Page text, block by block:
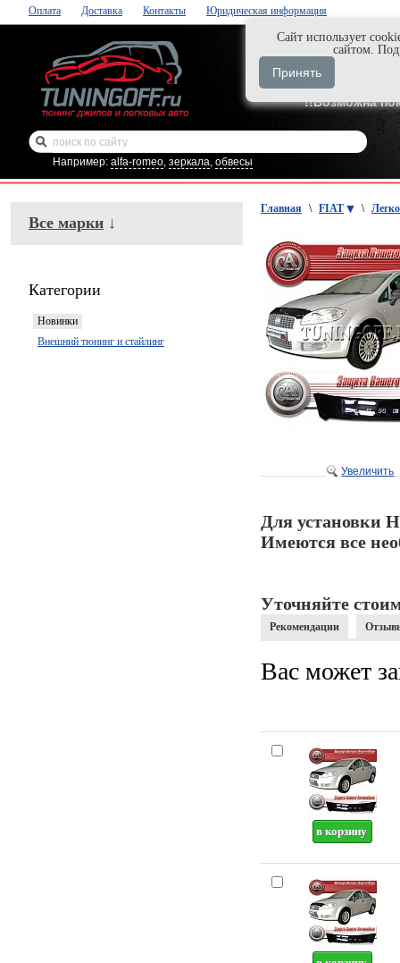
Оплата Доставка Контакты Юридическая информация
Нажми и
+7-929-495-
!!Возможна
Например: alfa-romeo, зеркала, обвесы
Все марки ↓
Категории
Новинки
Внешний тюнинг и стайлинг
Главная \ FIAT \
Увеличить
Для установки
Имеются все
Уточняйте
Рекомендации
Вас может
Cайт использует
сайтом.
Принять